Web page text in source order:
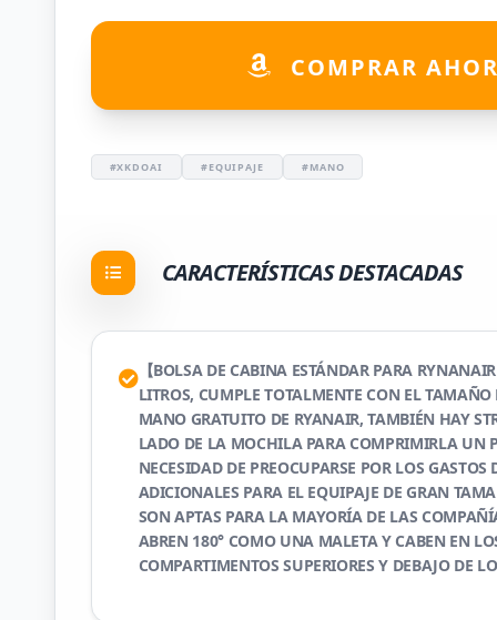
COMPRAR
#XKDOAI #EQUIPAJE #MANO
CARACTERÍSTICAS DESTACADAS
【BOLSA DE CABINA ESTÁNDAR PARA
LITROS, CUMPLE TOTALMENTE CON EL TAMAÑO
MANO GRATUITO DE RYANAIR, TAMBIÉN HAY
LADO DE LA MOCHILA PARA COMPRIMIRLA UN
NECESIDAD DE PREOCUPARSE POR LOS GASTOS
ADICIONALES PARA EL EQUIPAJE DE GRAN
SON APTAS PARA LA MAYORÍA DE LAS
ABREN 180° COMO UNA MALETA Y CABEN EN
COMPARTIMENTOS SUPERIORES Y DEBAJO DE